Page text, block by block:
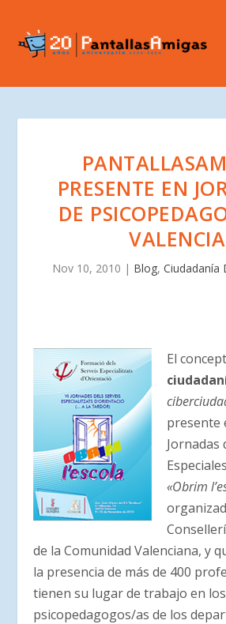
PRESENTE EN
DE
VALENCIA
Nov 10, 2010 | Blog, Ciudadanía
El
presente
Jornadas
«Obrim
de la Comunidad Valenciana, y
la presencia de más de 400
tienen su lugar de trabajo en los
psicopedagogos/as de los